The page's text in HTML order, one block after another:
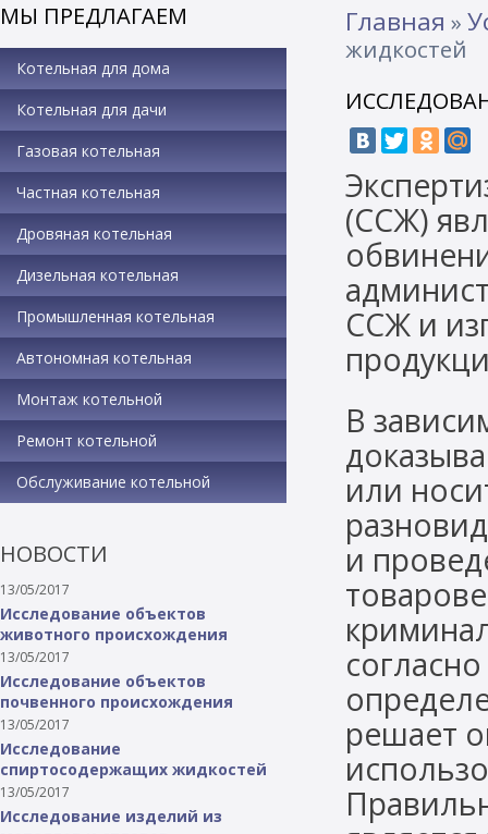
МЫ ПРЕДЛАГАЕМ
Котельная для дома
Котельная для дачи
Газовая котельная
Частная котельная
Дровяная котельная
Дизельная котельная
Промышленная котельная
Автономная котельная
Монтаж котельной
Ремонт котельной
Обслуживание котельной
НОВОСТИ
13/05/2017
Исследование объектов
животного происхождения
13/05/2017
Исследование объектов
почвенного происхождения
13/05/2017
Исследование
спиртосодержащих жидкостей
13/05/2017
Исследование изделий из
Главная »
жидкостей
(ССЖ)
ССЖ и
В
или
и
решает